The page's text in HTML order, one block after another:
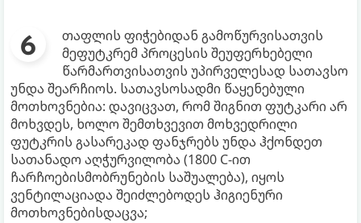
თაფლის ფიჭებიდან გამოწურვისათვის
მეფუტკრემ პროცესის შეუფერხებელი
წარმართვისათვის უპირველესად სათავსო
უნდა შეარჩიოს. სათავსოსადმი წაყენებული
მოთხოვნებია: დავიცვათ, რომ შიგნით ფუტკარი არ
მოხვდეს, ხოლო შემთხვევით მოხვედრილი
ფუტკრის გასარეკად ფანჯრებს უნდა ჰქონდეთ
სათანადო აღჭურვილობა (1800 C-ით
ჩარჩოებისმობრუნების საშუალება), იყოს
ვენტილაციადა შეიძლებოდეს ჰიგიენური
მოთხოვნებისდაცვა;